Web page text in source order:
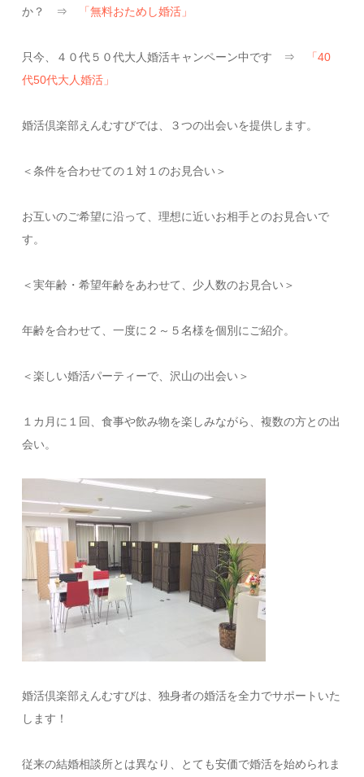
か？ ⇒ 「無料おためし婚活」
只今、４０代５０代大人婚活キャンペーン中です ⇒
「40
代50代大人婚活」
婚活倶楽部えんむすびでは、３つの出会いを提供します。
＜条件を合わせての１対１のお見合い＞
お互いのご希望に沿って、理想に近いお相手とのお見合いで
す。
＜実年齢・希望年齢をあわせて、少人数のお見合い＞
年齢を合わせて、一度に２～５名様を個別にご紹介。
＜楽しい婚活パーティーで、沢山の出会い＞
１カ月に１回、食事や飲み物を楽しみながら、複数の方との出
会い。
婚活倶楽部えんむすびは、独身者の婚活を全力でサポートいた
します！
従来の結婚相談所とは異なり、とても安価で婚活を始められま